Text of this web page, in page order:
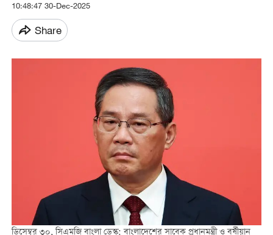
10:48:47 30-Dec-2025
Share